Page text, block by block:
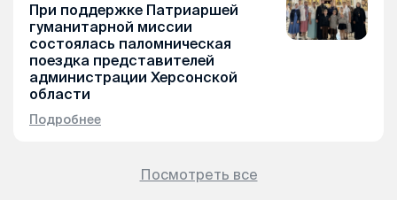
При поддержке Патриаршей
гуманитарной миссии
состоялась паломническая
поездка представителей
администрации Херсонской
области
Подробнее
Посмотреть все